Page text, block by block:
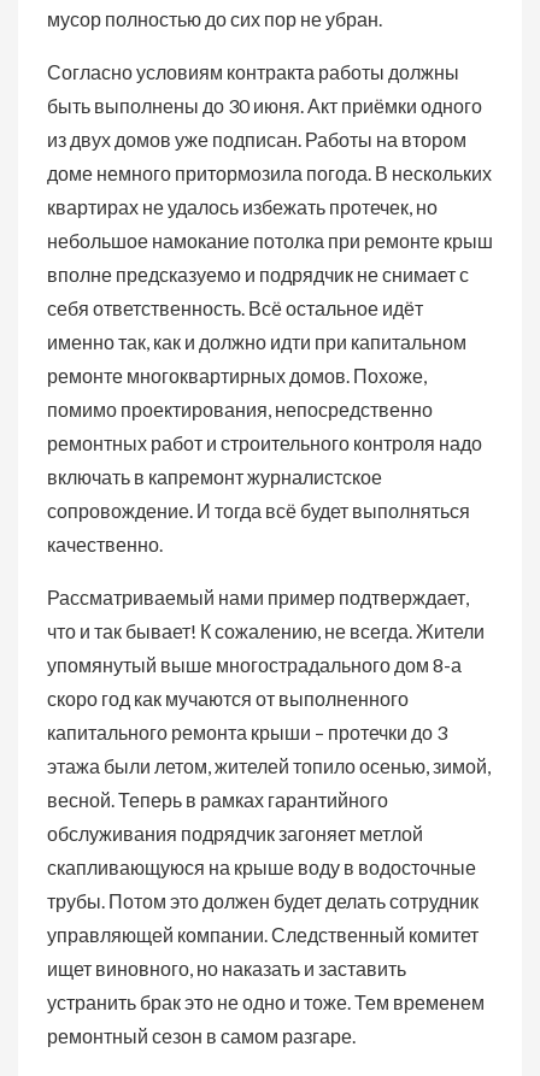
мусор полностью до сих пор не убран.
Согласно условиям контракта работы должны
быть выполнены до 30 июня. Акт приёмки одного
из двух домов уже подписан. Работы на втором
доме немного притормозила погода. В нескольких
квартирах не удалось избежать протечек, но
небольшое намокание потолка при ремонте крыш
вполне предсказуемо и подрядчик не снимает с
себя ответственность. Всё остальное идёт
именно так, как и должно идти при капитальном
ремонте многоквартирных домов. Похоже,
помимо проектирования, непосредственно
ремонтных работ и строительного контроля надо
включать в капремонт журналистское
сопровождение. И тогда всё будет выполняться
качественно.
Рассматриваемый нами пример подтверждает,
что и так бывает! К сожалению, не всегда. Жители
упомянутый выше многострадального дом 8-а
скоро год как мучаются от выполненного
капитального ремонта крыши – протечки до 3
этажа были летом, жителей топило осенью, зимой,
весной. Теперь в рамках гарантийного
обслуживания подрядчик загоняет метлой
скапливающуюся на крыше воду в водосточные
трубы. Потом это должен будет делать сотрудник
управляющей компании. Следственный комитет
ищет виновного, но наказать и заставить
устранить брак это не одно и тоже. Тем временем
ремонтный сезон в самом разгаре.